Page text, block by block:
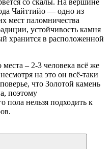
со скалы. На вершине
Чайттийо — одно из
мест паломничества
устойчивость камня
хранится в расположенной
– 2-3 человека всё же
на это он всё-таки
что Золотой камень
поэтому
пола нельзя подходить к